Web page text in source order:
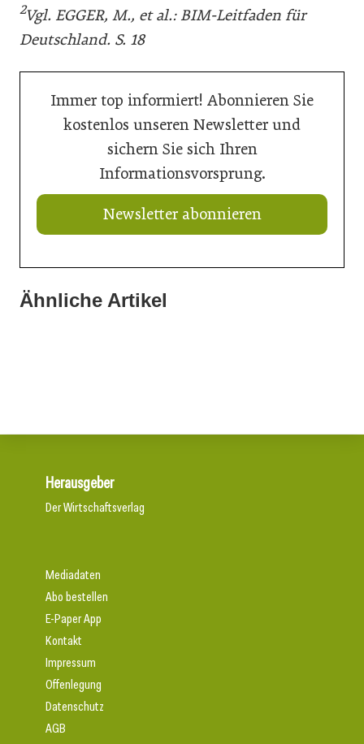
2Vgl. EGGER, M., et al.: BIM-Leitfaden für
Deutschland. S. 18
Immer top informiert! Abonnieren Sie
kostenlos unseren Newsletter und
sichern Sie sich Ihren
Informationsvorsprung.
Newsletter abonnieren
Ähnliche Artikel
20. Juli 2026
„Nutzen, was da ist“: Wie Gemeinden ihre Ortskerne neu
Herausgeber
Der Wirtschaftsverlag
Mediadaten
Abo bestellen
E-Paper App
Kontakt
Impressum
Offenlegung
Datenschutz
AGB